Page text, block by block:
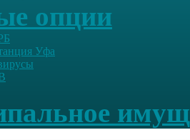
опции
Уфа